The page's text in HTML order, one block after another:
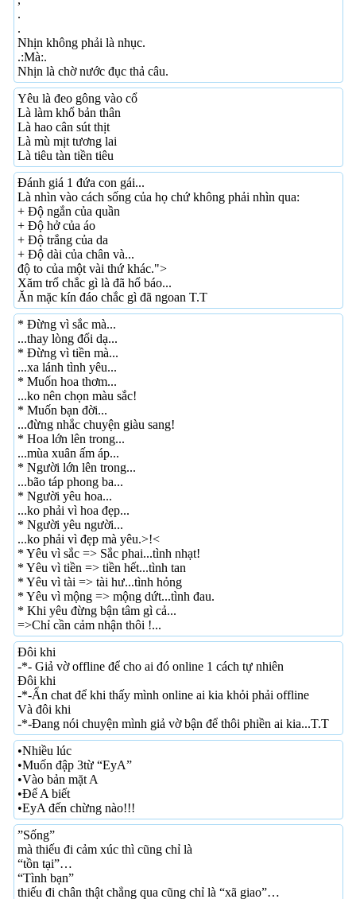
.
.
Nhịn không phải là nhục.
.:Mà:.
Nhịn là chờ nước đục thả câu.
Yêu là đeo gông vào cổ
Là làm khổ bản thân
Là hao cân sút thịt
Là mù mịt tương lai
Là tiêu tàn tiền tiêu
Đánh giá 1 đứa con gái...
Là nhìn vào cách sống của họ chứ không phải nhìn qua:
+ Độ ngắn của quần
+ Độ hở của áo
+ Độ trắng của da
+ Độ dài của chân và...
độ to của một vài thứ khác.">
Xăm trổ chắc gì là đã hổ báo...
Ăn mặc kín đáo chắc gì đã ngoan T.T
* Đừng vì sắc mà...
...thay lòng đổi dạ...
* Đừng vì tiền mà...
...xa lánh tình yêu...
* Muốn hoa thơm...
...ko nên chọn màu sắc!
* Muốn bạn đời...
...đừng nhắc chuyện giàu sang!
* Hoa lớn lên trong...
...mùa xuân ấm áp...
* Người lớn lên trong...
...bão táp phong ba...
* Người yêu hoa...
...ko phải vì hoa đẹp...
* Người yêu người...
...ko phải vì đẹp mà yêu.>!<
* Yêu vì sắc => Sắc phai...tình nhạt!
* Yêu vì tiền => tiền hết...tình tan
* Yêu vì tài => tài hư...tình hỏng
* Yêu vì mộng => mộng dứt...tình đau.
* Khi yêu đừng bận tâm gì cả...
=>Chỉ cần cảm nhận thôi !...
Đôi khi
-*- Giả vờ offline để cho ai đó online 1 cách tự nhiên
Đôi khi
-*-Ẩn chat để khi thấy mình online ai kia khỏi phải offline
Và đôi khi
-*-Đang nói chuyện mình giả vờ bận để thôi phiền ai kia...T.T
•Nhiều lúc
•Muốn đập 3từ “EyA”
•Vào bản mặt A
•Để A biết
•EyA đến chừng nào!!!
”Sống”
mà thiếu đi cảm xúc thì cũng chỉ là
“tồn tại”…
“Tình bạn”
thiếu đi chân thật chẳng qua cũng chỉ là “xã giao”…